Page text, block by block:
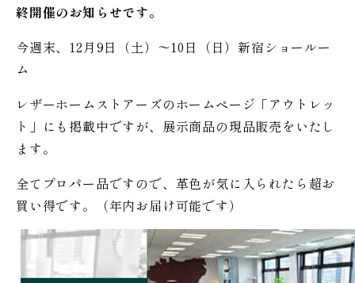
終開催のお知らせです。
今週末、12月9日（土）〜10日（日）新宿ショールー
ム
レザーホームストアーズのホームページ「アウトレッ
ト」にも掲載中ですが、展示商品の現品販売をいたし
ます。
全てプロパー品ですので、革色が気に入られたら超お
買い得です。（年内お届け可能です）